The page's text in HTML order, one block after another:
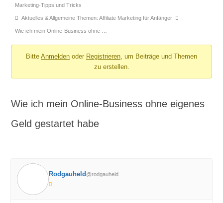
-
Du
bist
hier:
Marketing-Tipps und Tricks
Aktuelles & Allgemeine Themen: Affiliate Marketing für Anfänger
Wie ich mein Online-Business ohne …
Bitte Anmelden oder Registrieren, um Beiträge und Themen
zu erstellen.
Wie ich mein Online-Business ohne eigenes
Geld gestartet habe
Rodgauheld @rodgauheld